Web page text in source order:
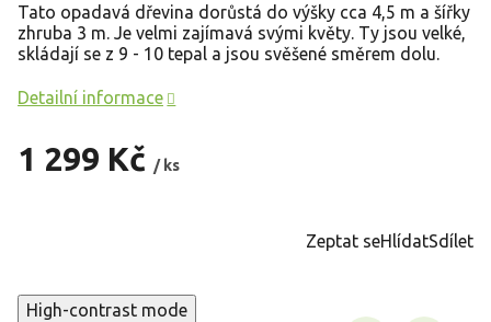
1 299 Kč / ks
Tato opadavá dřevina dorůstá do výšky cca 4,5 m a šířky
zhruba 3 m. Je velmi zajímavá svými květy. Ty jsou velké,
skládají se z 9 - 10 tepal a jsou svěšené směrem dolu.
Detailní informace
Zeptat seHlídatSdílet
High-contrast mode